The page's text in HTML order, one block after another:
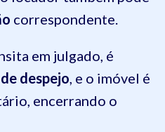
correspondente.
em julgado, é
despejo , e o imóvel é
encerrando o